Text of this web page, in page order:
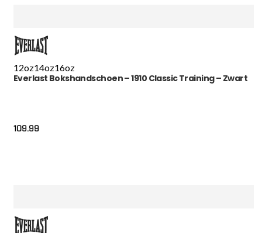
12oz14oz16oz
Everlast Bokshandschoen – 1910 Classic Training – Zwart
109.99